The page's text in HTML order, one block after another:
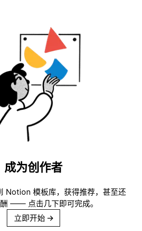
成为创作者
Notion 模板库，获得推荐，甚至还
—— 点击几下即可完成。
立即开始 →